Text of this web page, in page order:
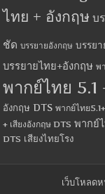
ไทย + อังกฤษ บ
ชัด บรรยายอังกฤษ บรรย
บรรยายไทย+อังกฤษ พ
พากย์ไทย 5.1
อังกฤษ DTS พากย์ไทย
+ เสียงอังกฤษ DTS พากย์
DTS เสียงไทยโรง
เว็บโหลด